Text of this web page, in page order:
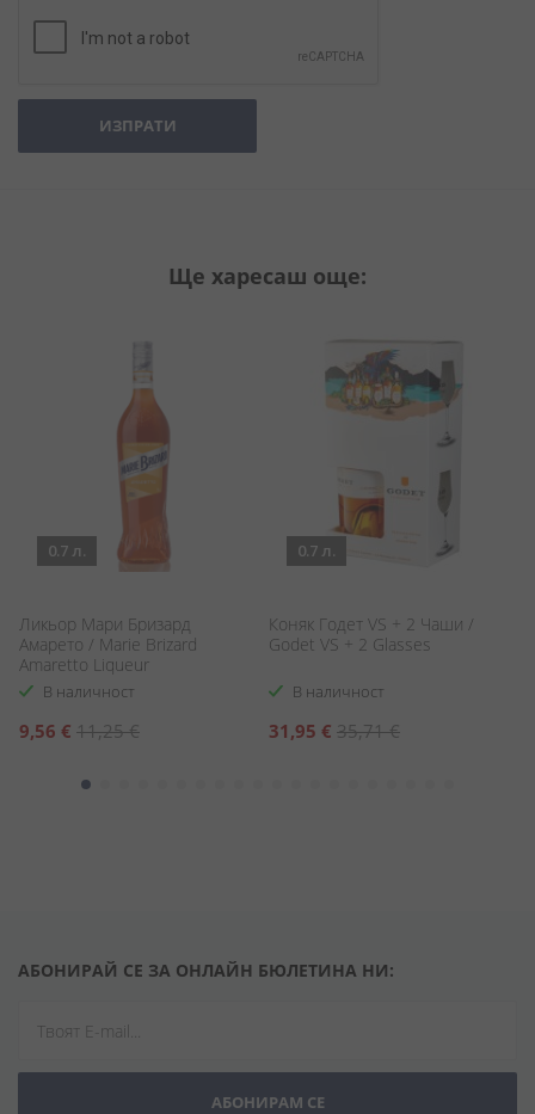
ИЗПРАТИ
Ще харесаш още:
0.7 л.
Ликьор Мари Бризард
Амарето / Marie Brizard
Amaretto Liqueur
В наличност
Специална
9,56 € 11,25 €
0.7 л.
Коняк Годет VS + 2 Чаши /
Godet VS + 2 Glasses
В наличност
Специална
31,95 € 35,71 €
АБОНИРАЙ СЕ ЗА ОНЛАЙН БЮЛЕТИНА НИ:
АБОНИРАМ СЕ